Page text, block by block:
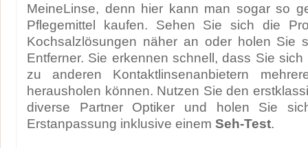
MeineLinse, denn hier kann man sogar so
Pflegemittel kaufen. Sehen Sie sich die
Kochsalzlösungen näher an oder holen Sie
Entferner. Sie erkennen schnell, dass Sie
zu anderen Kontaktlinsenanbietern
herausholen können. Nutzen Sie den
diverse Partner Optiker und holen Sie
Erstanpassung inklusive einem Seh-Test.